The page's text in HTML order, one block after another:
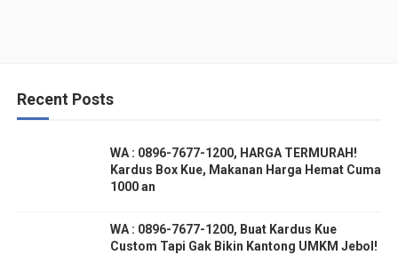
Recent Posts
WA : 0896-7677-1200, HARGA TERMURAH!
Kardus Box Kue, Makanan Harga Hemat Cuma
1000 an
WA : 0896-7677-1200, Buat Kardus Kue
Custom Tapi Gak Bikin Kantong UMKM Jebol!